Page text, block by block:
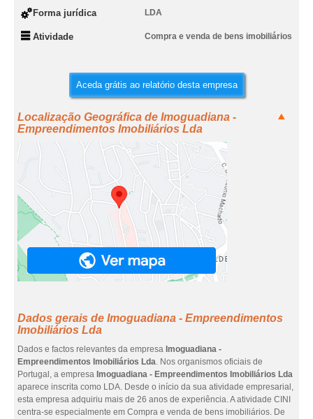
Forma jurídica LDA
Atividade Compra e venda de bens imobiliários
Aceda grátis ao relatório desta empresa
Localização Geográfica de Imoguadiana -
Empreendimentos Imobiliários Lda
Dados gerais de Imoguadiana - Empreendimentos
Imobiliários Lda
Dados e factos relevantes da empresa Imoguadiana -
Empreendimentos Imobiliários Lda. Nos organismos oficiais de
Portugal, a empresa Imoguadiana - Empreendimentos Imobiliários Lda
aparece inscrita como LDA. Desde o início da sua atividade empresarial,
esta empresa adquiriu mais de 26 anos de experiência. A atividade CINI
centra-se especialmente em Compra e venda de bens imobiliários. De